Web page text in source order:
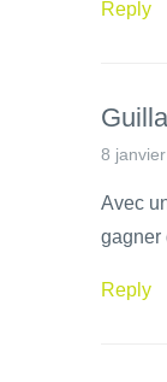
Reply
8
Avec
gagner
Reply